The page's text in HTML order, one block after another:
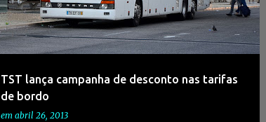
TST lança campanha de desconto nas tarifas
de bordo
em abril 26, 2013